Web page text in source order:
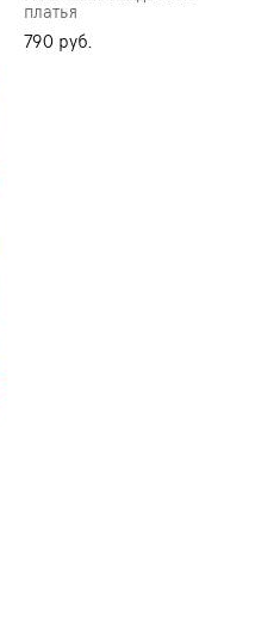
платья
790 pуб.